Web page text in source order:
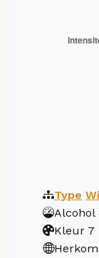
Type
Alcohol
Kleur 7